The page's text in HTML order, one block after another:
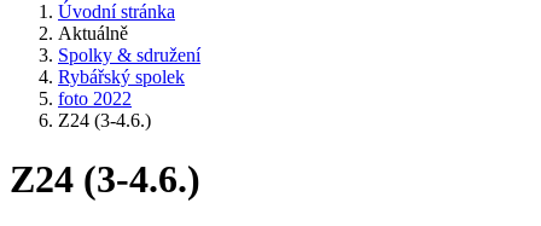
Úvodní stránka
Aktuálně
Spolky & sdružení
Rybářský spolek
foto 2022
Z24 (3-4.6.)
Z24 (3-4.6.)